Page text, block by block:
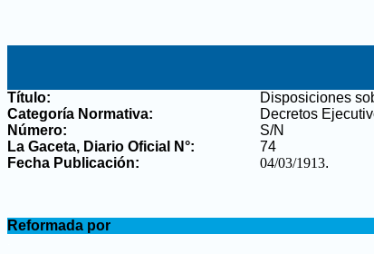
Título: Disposiciones
Categoría Normativa:
Decretos
Número:
S/N
La Gaceta, Diario Oficial N°:
74
Fecha Publicación:
04/03/1913.
Reformada por